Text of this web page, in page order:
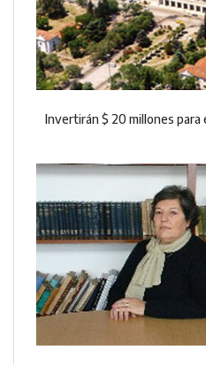
Invertirán $ 20 millones para